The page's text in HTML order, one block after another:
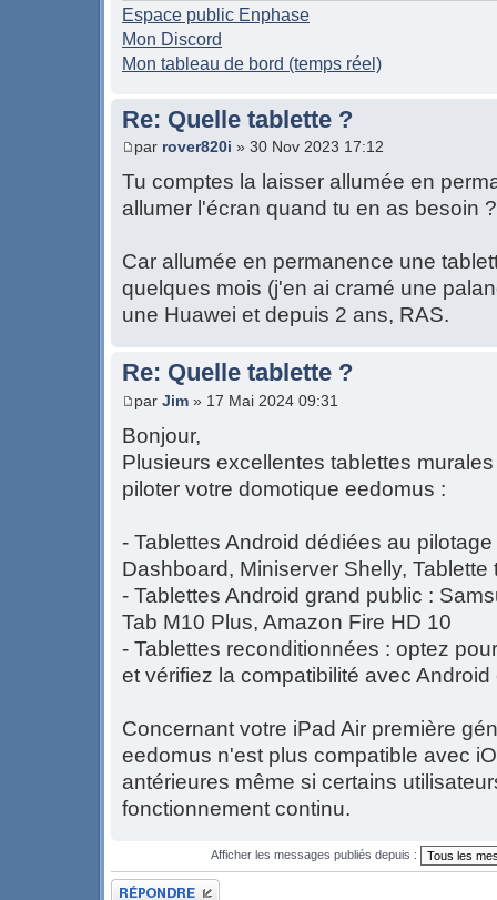
Espace public Enphase
Mon Discord
Mon tableau de bord (temps réel)
Re: Quelle tablette ?
par rover820i » 30 Nov 2023 17:12
Tu comptes la laisser allumée en
allumer l'écran quand tu en as besoin ?
Car allumée en permanence une
quelques mois (j'en ai cramé une
une Huawei et depuis 2 ans, RAS.
Re: Quelle tablette ?
par Jim » 17 Mai 2024 09:31
Bonjour,
Plusieurs excellentes tablettes
piloter votre domotique eedomus :
- Tablettes Android dédiées au
Dashboard, Miniserver Shelly, Tablette
- Tablettes Android grand public :
Tab M10 Plus, Amazon Fire HD 10
- Tablettes reconditionnées : optez
et vérifiez la compatibilité avec
Concernant votre iPad Air première
eedomus n'est plus compatible avec
antérieures même si certains
fonctionnement continu.
Afficher les messages publiés depuis :
Publier une réponse